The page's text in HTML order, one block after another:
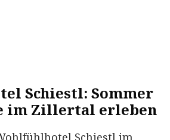
Schiestl: Sommer
im Zillertal erleben
Schiestl im